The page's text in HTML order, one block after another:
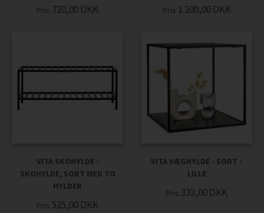
Pris 720,00 DKK
Pris 1.200,00 DKK
VITA SKOHYLDE -
SKOHYLDE, SORT MED TO
HYLDER
Pris 525,00 DKK
VITA VÆGHYLDE - SORT -
LILLE
Pris 333,00 DKK